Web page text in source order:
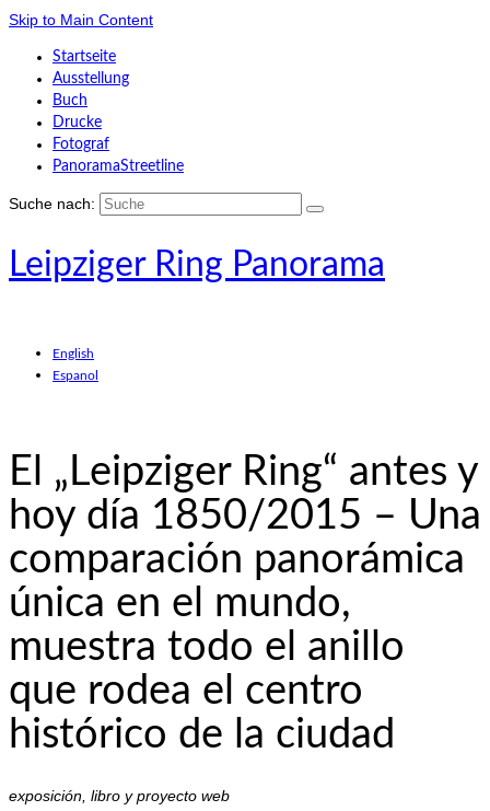
Skip to Main Content
Startseite
Ausstellung
Buch
Drucke
Fotograf
PanoramaStreetline
Suche nach:
Leipziger Ring Panorama
English
Espanol
El „Leipziger Ring“ antes y
hoy día 1850/2015 – Una
comparación panorámica
única en el mundo,
muestra todo el anillo
que rodea el centro
histórico de la ciudad
exposición, libro y proyecto web